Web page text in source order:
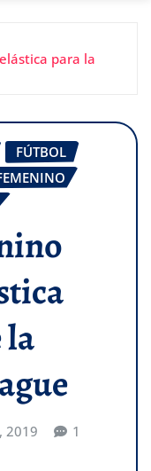
para la
FÚTBOL
2019 1